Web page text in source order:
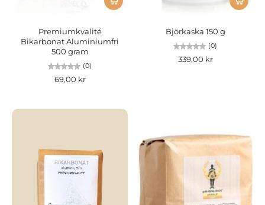
Premiumkvalité
Bikarbonat Aluminiumfri
500 gram
(0)
69,00 kr
Björkaska 150 g
(0)
339,00 kr